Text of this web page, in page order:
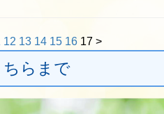
12 13 14 15 16 17 >
ちらまで